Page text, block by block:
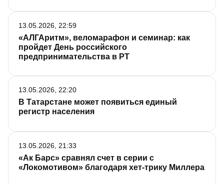
на домашней арене «Ак Барса».
«АЛГАритм», веломарафон и семинар: как
пройдет День российского
предпринимательства в РТ
13.05.2026, 22:59
В Татарстане может появиться единый
регистр населения
13.05.2026, 22:20
«Ак Барс» сравнял счет в серии с
«Локомотивом» благодаря хет-трику Миллера
13.05.2026, 21:33